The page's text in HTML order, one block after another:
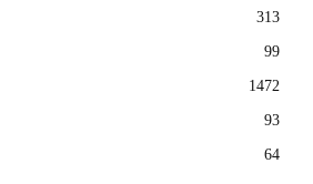
313
99
1472
93
64